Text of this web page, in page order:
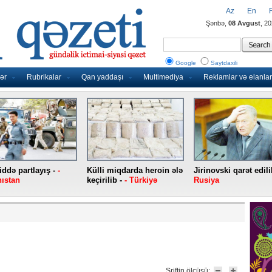
Rubrikalar Qan yaddaşı Multimediya Reklamlar və elanlar
Az En
Şənbə, 08 Avgust ,
Google Saytdaxili
partlayış - -
Külli miqdarda heroin ələ
keçirilib - - Türkiyə
Jirinovski qarət
Rusiya